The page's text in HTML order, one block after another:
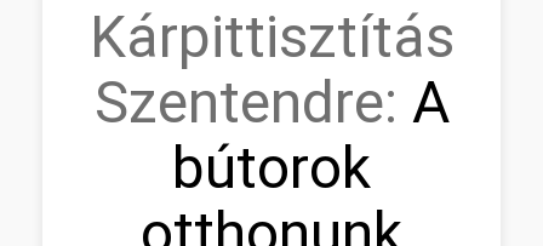
Kárpittisztítás
Szentendre: A
bútorok